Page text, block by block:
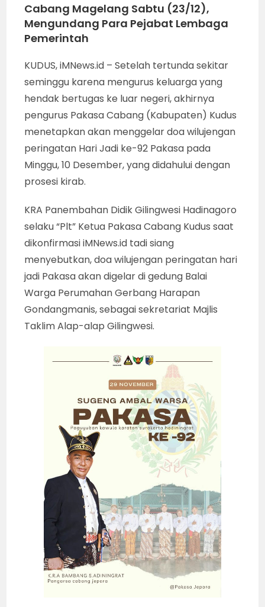
Cabang Magelang Sabtu (23/12),
Mengundang Para Pejabat Lembaga
Pemerintah
KUDUS, iMNews.id – Setelah tertunda sekitar
seminggu karena mengurus keluarga yang
hendak bertugas ke luar negeri, akhirnya
pengurus Pakasa Cabang (Kabupaten) Kudus
menetapkan akan menggelar doa wilujengan
peringatan Hari Jadi ke-92 Pakasa pada
Minggu, 10 Desember, yang didahului dengan
prosesi kirab.
KRA Panembahan Didik Gilingwesi Hadinagoro
selaku “Plt” Ketua Pakasa Cabang Kudus saat
dikonfirmasi iMNews.id tadi siang
menyebutkan, doa wilujengan peringatan hari
jadi Pakasa akan digelar di gedung Balai
Warga Perumahan Gerbang Harapan
Gondangmanis, sebagai sekretariat Majlis
Taklim Alap-alap Gilingwesi.